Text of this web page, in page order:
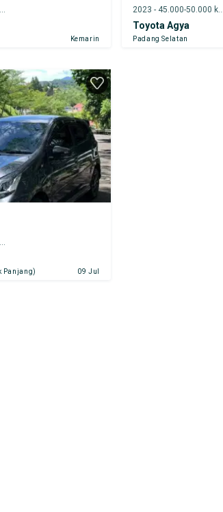
Kemarin
2023 - 45.000-50.000 km
Toyota Agya
Padang Selatan
Panjang) 09 Jul